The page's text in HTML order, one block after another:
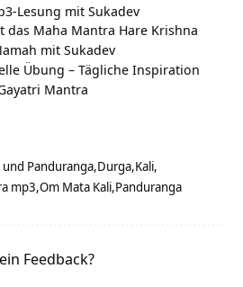
Lesung mit Sukadev
das Maha Mantra Hare Krishna
mit Sukadev
Übung – Tägliche Inspiration
Mantra
und Panduranga Durga Kali
mp3 Om Mata Kali Panduranga
Feedback?